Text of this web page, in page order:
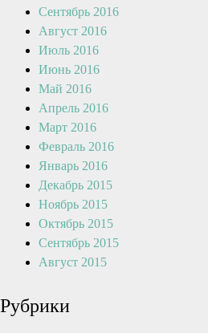
Сентябрь 2016
Август 2016
Июль 2016
Июнь 2016
Май 2016
Апрель 2016
Март 2016
Февраль 2016
Январь 2016
Декабрь 2015
Ноябрь 2015
Октябрь 2015
Сентябрь 2015
Август 2015
Рубрики